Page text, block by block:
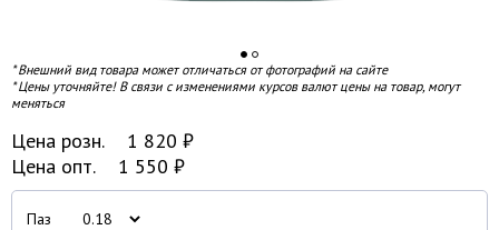
* Внешний вид товара может отличаться от фотографий на сайте
* Цены уточняйте! В связи с изменениями курсов валют цены на товар, могут
меняться
Цена розн. 1 820 ₽
Цена опт.
1 550 ₽
Паз